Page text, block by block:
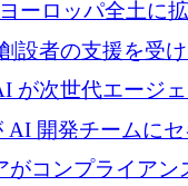
ーロッパ全土に
価額で1億5,000万
設者の支援を受
アリング向け AI
ロのプレシードを
が次世代エージ
するために 1,000
AI 開発チームに
に 450 万ユーロを
がコンプライアン